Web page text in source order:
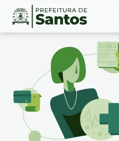
Ir
Conteúdo